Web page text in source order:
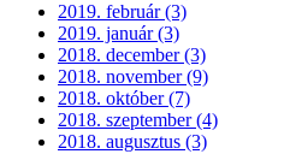
2019. február (3)
2019. január (3)
2018. december (3)
2018. november (9)
2018. október (7)
2018. szeptember (4)
2018. augusztus (3)